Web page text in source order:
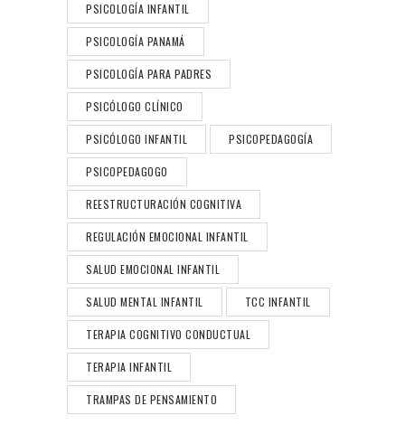
PSICOLOGÍA INFANTIL
PSICOLOGÍA PANAMÁ
PSICOLOGÍA PARA PADRES
PSICÓLOGO CLÍNICO
PSICÓLOGO INFANTIL PSICOPEDAGOGÍA
PSICOPEDAGOGO
REESTRUCTURACIÓN COGNITIVA
REGULACIÓN EMOCIONAL INFANTIL
SALUD EMOCIONAL INFANTIL
SALUD MENTAL INFANTIL TCC INFANTIL
TERAPIA COGNITIVO CONDUCTUAL
TERAPIA INFANTIL
TRAMPAS DE PENSAMIENTO